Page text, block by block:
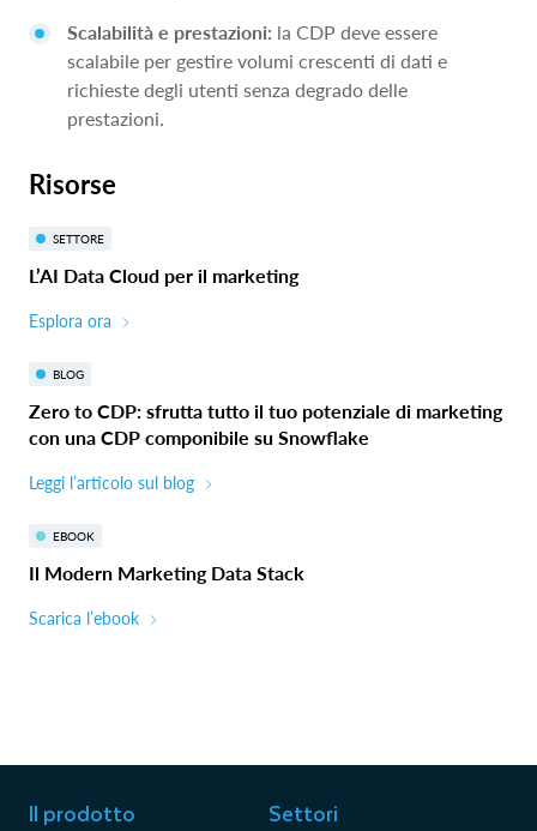
Scalabilità e prestazioni: la CDP deve essere
scalabile per gestire volumi crescenti di dati e
richieste degli utenti senza degrado delle
prestazioni.
Risorse
SETTORE
L’AI Data Cloud per il marketing
Esplora ora
BLOG
Zero to CDP: sfrutta tutto il tuo potenziale di marketing
con una CDP componibile su Snowflake
Leggi l’articolo sul blog
EBOOK
Il Modern Marketing Data Stack
Scarica l’ebook
Il prodotto Settori